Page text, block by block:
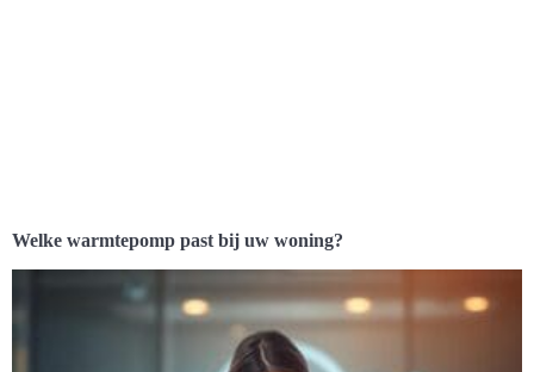
Welke warmtepomp past bij uw woning?